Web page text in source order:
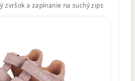
zvršok a zapínanie na suchý zips